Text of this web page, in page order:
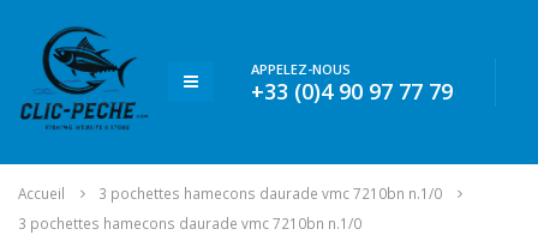
APPELEZ-NOUS
+33 (0)4 90 97 77 79
Accueil
3 pochettes hamecons daurade vmc 7210bn n.1/0
3 pochettes hamecons daurade vmc 7210bn n.1/0